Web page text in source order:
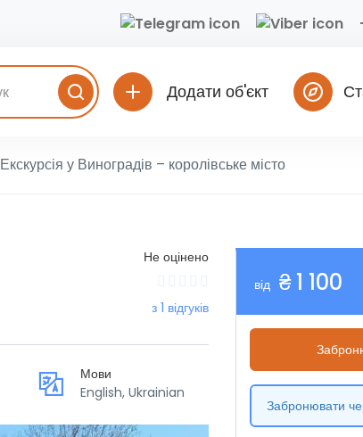
Додати об'єкт
Екскурсія у Виноградів – королівське місто
Не оцінено
з 1 відгуків
Мови
English, Ukrainian
від ₴ 1 100
Забронювати